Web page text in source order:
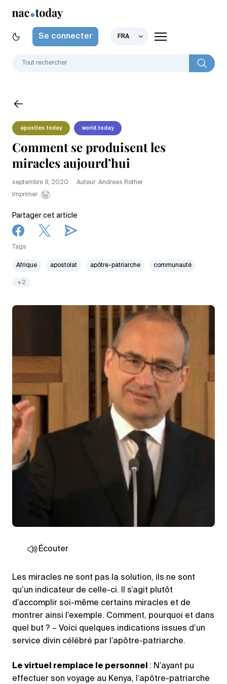
Se connecter FRA
apostles.today world.today
Comment se produisent les
miracles aujourd’hui
septembre 9, 2020
Auteur: Andreas Rother
Imprimer
Partager cet article
Tags
Afrique apostolat apôtre-patriarche communauté
+2
Écouter
Les miracles ne sont pas la solution, ils ne sont
qu’un indicateur de celle-ci. Il s’agit plutôt
d’accomplir soi-même certains miracles et de
montrer ainsi l’exemple. Comment, pourquoi et dans
quel but ? – Voici quelques indications issues d’un
service divin célébré par l’apôtre-patriarche.
Le virtuel remplace le personnel : N’ayant pu
effectuer son voyage au Kenya, l’apôtre-patriarche